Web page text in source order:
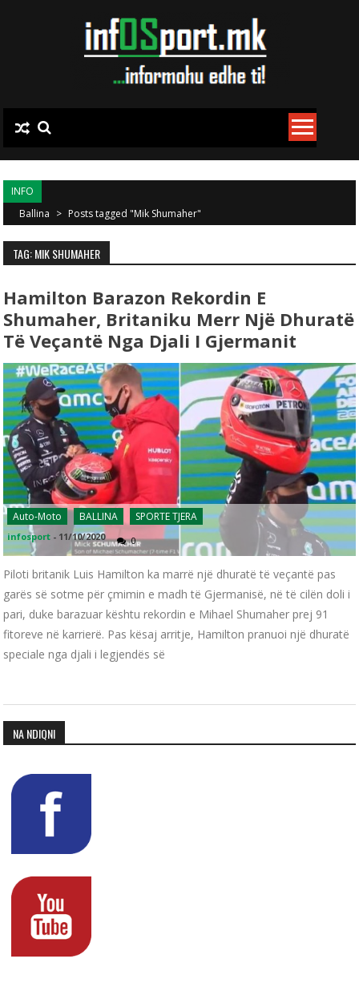
INFO
Ballina > Posts tagged "Mik Shumaher"
TAG: MIK SHUMAHER
Hamilton Barazon Rekordin E
Shumaher, Britaniku Merr Një Dhuratë
Të Veçantë Nga Djali I Gjermanit
Auto-Moto BALLINA SPORTE TJERA
infosport - 11/10/2020 0
Piloti britanik Luis Hamilton ka marrë një dhuratë të veçantë pas
garës së sotme për çmimin e madh të Gjermanisë, në të cilën doli i
pari, duke barazuar kështu rekordin e Mihael Shumaher prej 91
fitoreve në karrierë. Pas kësaj arritje, Hamilton pranuoi një dhuratë
speciale nga djali i legjendës së
NA NDIQNI